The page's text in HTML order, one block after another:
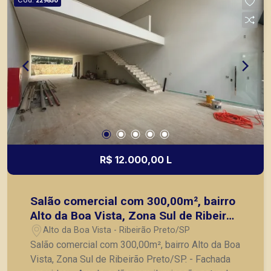
lançamentos da cidade de Ribeirão Preto.
R$ 12.000,00 L
Salão comercial com 300,00m², bairro
Alto da Boa Vista, Zona Sul de Ribeirão
Preto/SP.
Alto da Boa Vista - Ribeirão Preto/SP
Salão comercial com 300,00m², bairro Alto da Boa
Vista, Zona Sul de Ribeirão Preto/SP. - Fachada